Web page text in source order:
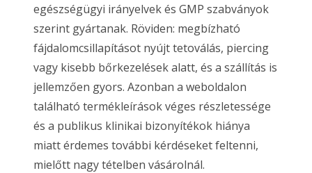
egészségügyi irányelvek és GMP szabványok
szerint gyártanak. Röviden: megbízható
fájdalomcsillapításot nyújt tetoválás, piercing
vagy kisebb bőrkezelések alatt, és a szállítás is
jellemzően gyors. Azonban a weboldalon
található termékleírások véges részletessége
és a publikus klinikai bizonyítékok hiánya
miatt érdemes további kérdéseket feltenni,
mielőtt nagy tételben vásárolnál.